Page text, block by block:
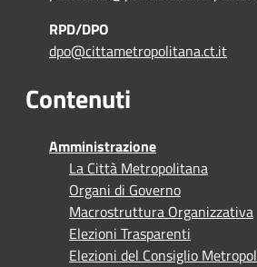
RPD/DPO
dpo@cittametropolitana.ct.it
Contenuti
Amministrazione
La Città Metropolitana
Organi di Governo
Macrostruttura Organizzativa
Elezioni Trasparenti
Elezioni del Consiglio